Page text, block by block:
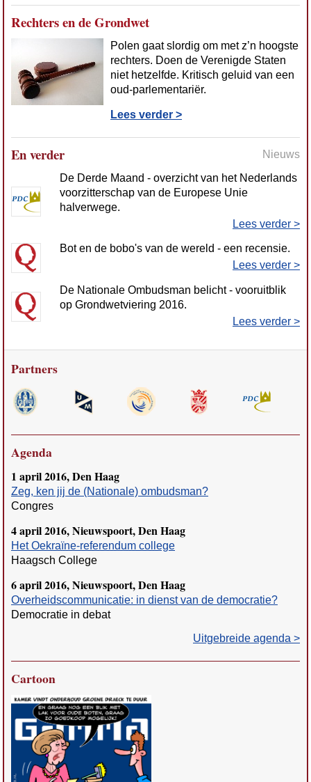
Rechters en de Grondwet
Polen gaat slordig om met z’n hoogste
rechters. Doen de Verenigde Staten
niet hetzelfde. Kritisch geluid van een
oud-parlementariër.
Lees verder >
En verder
Nieuws
De Derde Maand - overzicht van het Nederlands
voorzitterschap van de Europese Unie
halverwege.
Lees verder >
Bot en de bobo's van de wereld - een recensie.
Lees verder >
De Nationale Ombudsman belicht - vooruitblik
op Grondwetviering 2016.
Lees verder >
Partners
Agenda
1 april 2016, Den Haag
Zeg, ken jij de (Nationale) ombudsman?
Congres
4 april 2016, Nieuwspoort, Den Haag
Het Oekraïne-referendum college
Haagsch College
6 april 2016, Nieuwspoort, Den Haag
Overheidscommunicatie: in dienst van de democratie?
Democratie in debat
Uitgebreide agenda >
Cartoon